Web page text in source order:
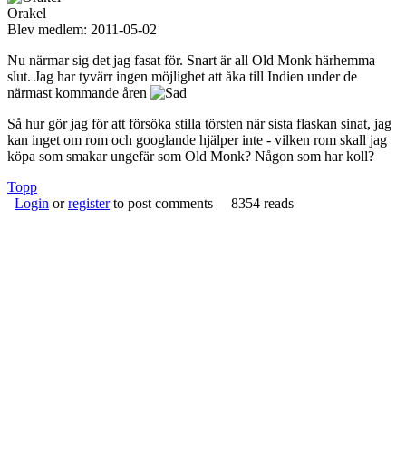
Orakel
Blev medlem: 2011-05-02
Nu närmar sig det jag fasat för. Snart är all Old Monk härhemma
slut. Jag har tyvärr ingen möjlighet att åka till Indien under de
närmast kommande åren
Så hur gör jag för att försöka stilla törsten när sista flaskan sinat, jag
kan inget om rom och googlande hjälper inte - vilken rom skall jag
köpa som smakar ungefär som Old Monk? Någon som har koll?
Topp
Login orregisterto post comments 8354 reads